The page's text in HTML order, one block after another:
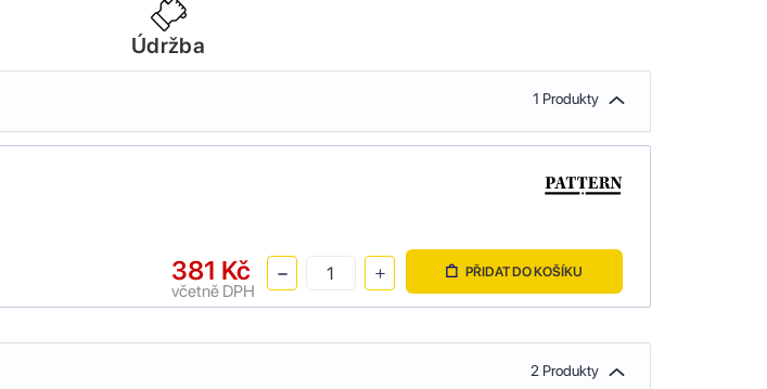
Údržba
1 Produkty
381 Kč
včetně DPH
PŘIDAT DO KOŠÍKU
2 Produkty